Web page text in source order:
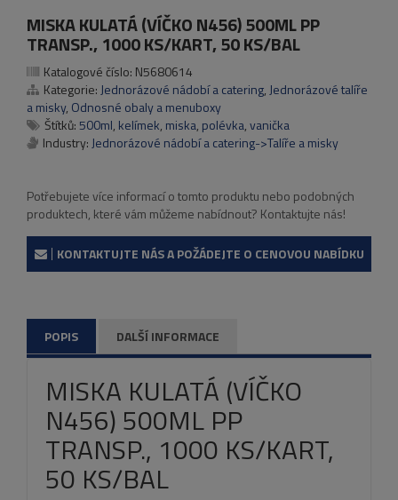
MISKA KULATÁ (VÍČKO N456) 500ML PP
TRANSP., 1000 KS/KART, 50 KS/BAL
Katalogové číslo: N5680614
Kategorie: Jednorázové nádobí a catering, Jednorázové talíře
a misky, Odnosné obaly a menuboxy
Štítků:500ml, kelímek, miska, polévka,vanička
Industry: Jednorázové nádobí a catering->Talíře a misky
Potřebujete více informací o tomto produktu nebo podobných
produktech, které vám můžeme nabídnout? Kontaktujte nás!
KONTAKTUJTE NÁS A POŽÁDEJTE O CENOVOU NABÍDKU
POPIS DALŠÍ INFORMACE
MISKA KULATÁ (VÍČKO
N456) 500ML PP
TRANSP., 1000 KS/KART,
50 KS/BAL